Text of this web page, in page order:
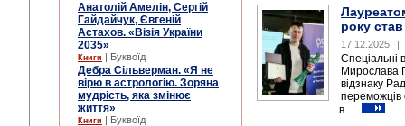
Анатолій Амелін, Сергій
Гайдайчук, Євгеній
Астахов. «Візія України
2035»
Книги | Буквоїд
Дебра Сільверман. «Я не
вірю в астрологію. Зоряна
мудрість, яка змінює
життя»
Книги | Буквоїд
року
17.12.2025 |
Спеціальні
Мирослава
відзнаку
переможців
в...